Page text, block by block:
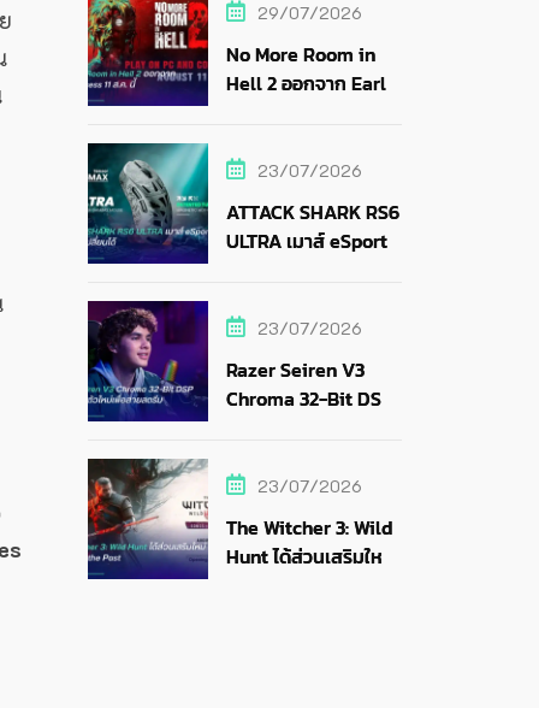
29/07/2026
No More Room in
Hell 2 ออกจาก Early
23/07/2026
ATTACK SHARK RS6
ULTRA เมาส์ eSports
23/07/2026
Razer Seiren V3
Chroma 32-Bit DSP
23/07/2026
The Witcher 3: Wild
Hunt ได้ส่วนเสริมใหม่